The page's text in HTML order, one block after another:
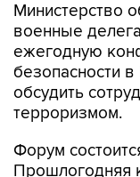
Министерство
военные
ежегодную
безопасности
обсудить
терроризмом.
Форум
Прошлогодняя